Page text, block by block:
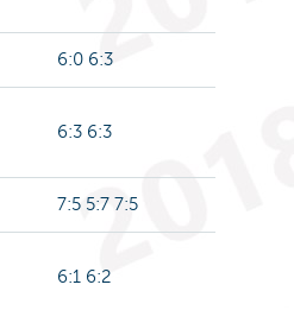
6:0 6:3
6:3 6:3
7:5 5:7 7:5
6:1 6:2